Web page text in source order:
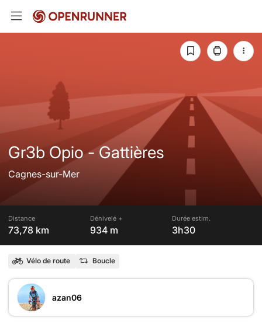
Gr3b Opio - Gattières
Cagnes-sur-Mer
Distance
73,78 km
Dénivelé +
934 m
Durée estim.
3h30
Vélo de route Boucle
azan06